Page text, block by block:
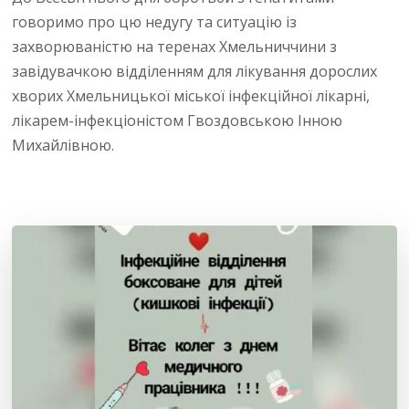
говоримо про цю недугу та ситуацію із
захворюваністю на теренах Хмельниччини з
завідувачкою відділенням для лікування дорослих
хворих Хмельницької міської інфекційної лікарні,
лікарем-інфекціоністом Гвоздовською Інною
Михайлівною.